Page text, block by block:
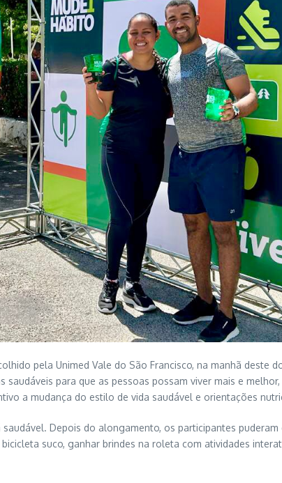
pela Unimed Vale do São Francisco, na manhã deste
saudáveis para que as pessoas possam viver mais e
a mudança do estilo de vida saudável e orientações
Depois do alongamento, os participantes
suco, ganhar brindes na roleta com atividades